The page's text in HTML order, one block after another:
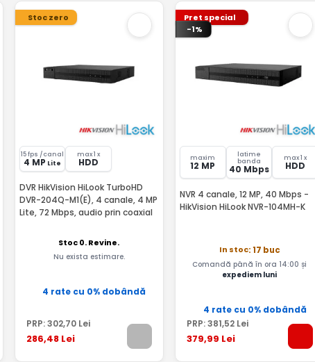
Stoc zero
15 fps /canal
4 MP Lite
max 1 x
HDD
DVR HikVision HiLook TurboHD
DVR-204Q-M1(E), 4 canale, 4 MP
Lite, 72 Mbps, audio prin coaxial
Stoc 0. Revine.
Nu exista estimare.
4 rate cu 0% dobândă
PRP:302,70Lei
286,48Lei
Pret special
-1%
maxim
12 MP
latime
banda
40 Mbps
max 1 x
HDD
NVR 4 canale, 12 MP, 40 Mbps -
HikVision HiLook NVR-104MH-K
In stoc: 17 buc
Comandă până în ora 14:00 și
expediem luni
4 rate cu 0% dobândă
PRP:381,52 Lei
379,99 Lei